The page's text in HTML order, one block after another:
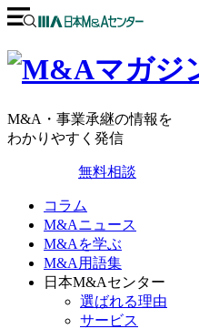
M&A・事業承継の情報を
わかりやすく発信
無料相談
コラム
M&Aニュース
M&Aを学ぶ
M&A用語集
日本M&Aセンター
選ばれる理由
サービス